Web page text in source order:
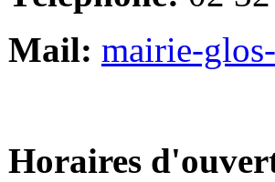
Mail: mairie-
Horaires